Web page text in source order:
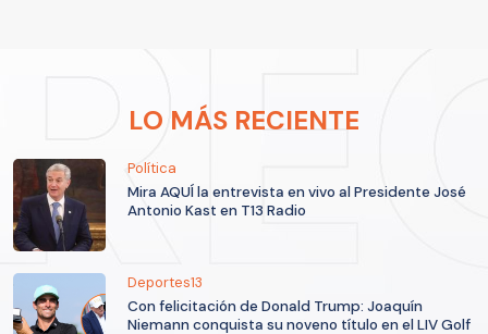
LO MÁS RECIENTE
Política
Mira AQUÍ la entrevista en vivo al Presidente José
Antonio Kast en T13 Radio
Deportes13
Con felicitación de Donald Trump: Joaquín
Niemann conquista su noveno título en el LIV Golf